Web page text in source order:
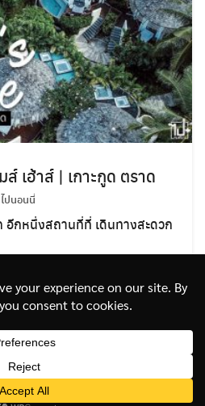
เฮ้าส์ | เกาะกูด ตราด
ไปนอนนี่
อีกหนึ่งสถานที่ที่ เดินทางสะดวก